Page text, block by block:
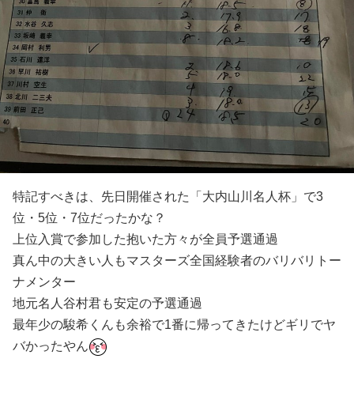
特記すべきは、先日開催された「大内山川名人杯」で3
位・5位・7位だったかな？
上位入賞で参加した抱いた方々が全員予選通過
真ん中の大きい人もマスターズ全国経験者のバリバリトー
ナメンター
地元名人谷村君も安定の予選通過
最年少の駿希くんも余裕で1番に帰ってきたけどギリでヤ
バかったやん